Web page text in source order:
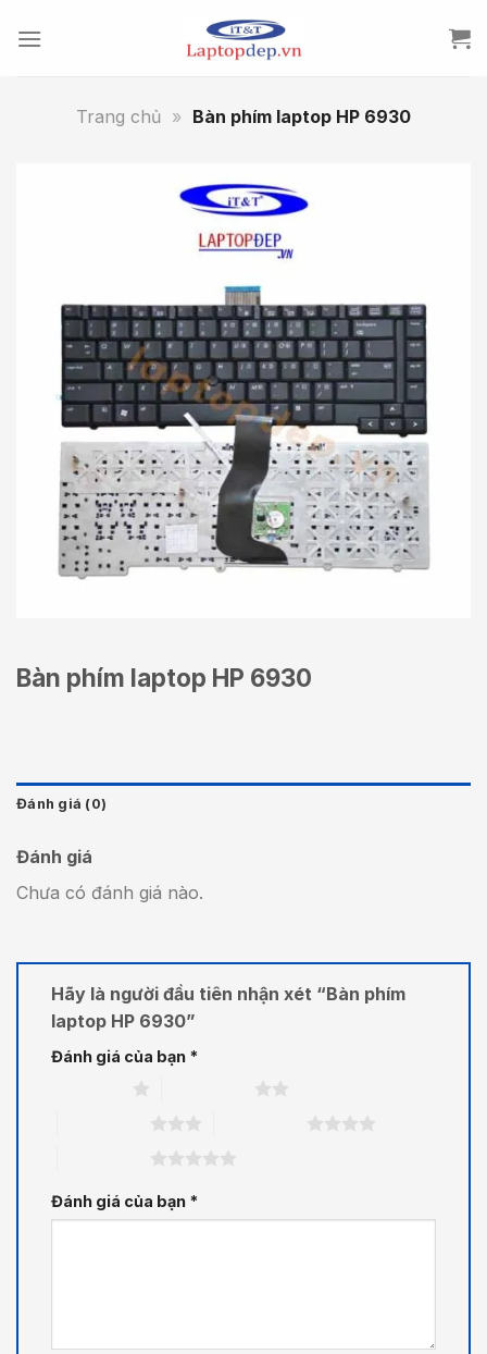
Trang chủ » Bàn phím laptop HP 6930
Bàn phím laptop HP 6930
Đánh giá (0)
Đánh giá
Chưa có đánh giá nào.
Hãy là người đầu tiên nhận xét “Bàn phím
laptop HP 6930”
Đánh giá của bạn *
Đánh giá của bạn *